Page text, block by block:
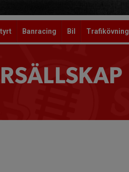
Banracing Bil Trafikövning